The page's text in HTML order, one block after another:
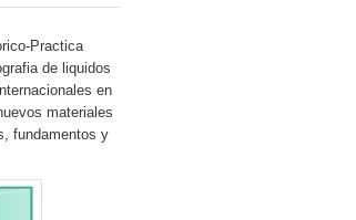
Practica
de liquidos
en
materiales
fundamentos y